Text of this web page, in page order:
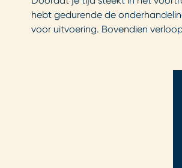
hebt gedurende de
voor uitvoering. Bovendien